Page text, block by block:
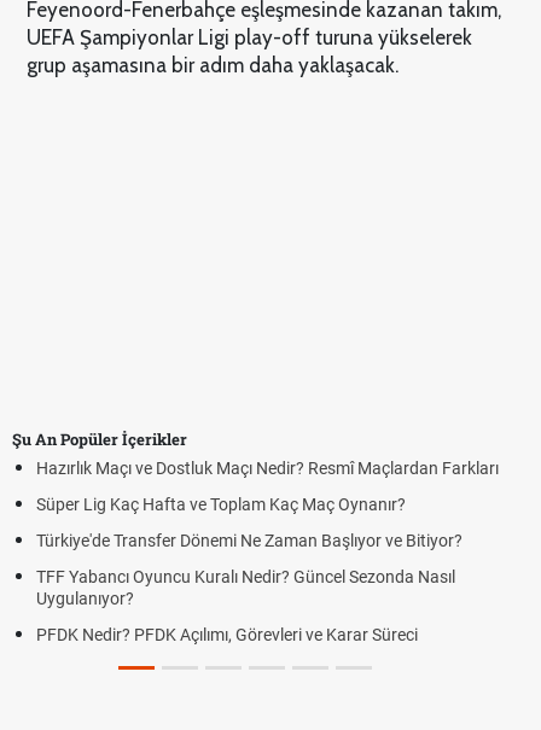
Feyenoord-Fenerbahçe eşleşmesinde kazanan takım,
UEFA Şampiyonlar Ligi play-off turuna yükselerek
grup aşamasına bir adım daha yaklaşacak.
Şu An Popüler İçerikler
Hazırlık Maçı ve Dostluk Maçı Nedir? Resmî Maçlardan Farkları
Süper Lig Kaç Hafta ve Toplam Kaç Maç Oynanır?
Türkiye'de Transfer Dönemi Ne Zaman Başlıyor ve Bitiyor?
TFF Yabancı Oyuncu Kuralı Nedir? Güncel Sezonda Nasıl
Uygulanıyor?
PFDK Nedir? PFDK Açılımı, Görevleri ve Karar Süreci